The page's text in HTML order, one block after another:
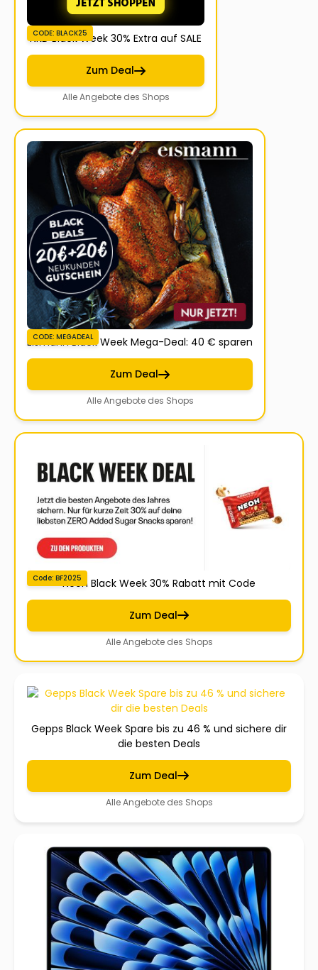
CODE: BLACK25
NKD Black Week 30% Extra auf SALE
Zum Deal
Alle Angebote des Shops
CODE: MEGADEAL
Eismann Black Week Mega-Deal: 40 € sparen
Zum Deal
Alle Angebote des Shops
Code: BF2025Neoh Black Week 30% Rabatt mit Code
Zum Deal
Alle Angebote des Shops
Gepps Black Week Spare bis zu 46 % und sichere dir
die besten Deals
Zum Deal
Alle Angebote des Shops